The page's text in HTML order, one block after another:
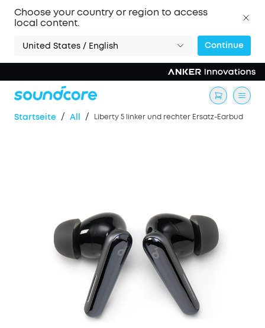
Choose your country or region to access
local content.
United States / English Continue
Startseite / All / Liberty 5 linker und rechter Ersatz-Earbud